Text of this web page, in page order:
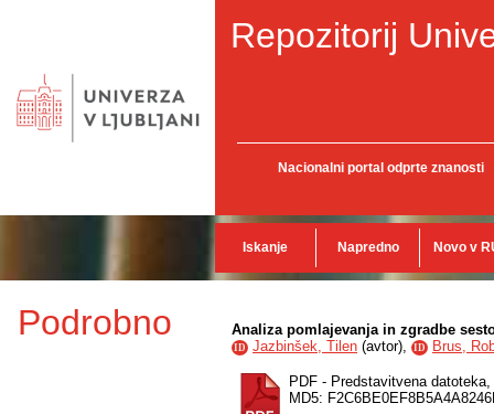
Repozitorij
Nacionalni portal odprte znanosti
Iskanje Napredno Novo v
Podrobno Analiza pomlajevanja in zgradbe
ID Jazbinšek, Tilen (avtor), ID Brus,
PDF - Predstavitvena datoteka,
MD5: